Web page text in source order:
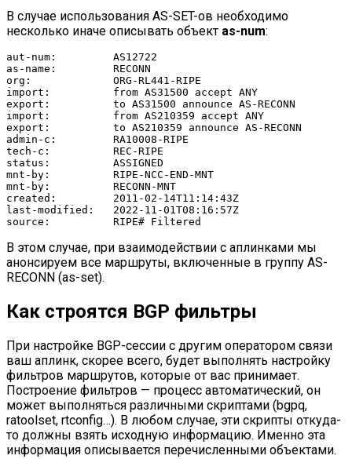
В случае использования AS-SET-ов необходимо
несколько иначе описывать объект as-num:
aut-num:         AS12722
as-name:         RECONN
org:             ORG-RL441-RIPE
import:          from AS31500 accept ANY
export:          to AS31500 announce AS-RECONN
import:          from AS210359 accept ANY
export:          to AS210359 announce AS-RECONN
admin-c:         RA10008-RIPE
tech-c:          REC-RIPE
status:          ASSIGNED
mnt-by:          RIPE-NCC-END-MNT
mnt-by:          RECONN-MNT
created:         2011-02-14T11:14:43Z
last-modified:   2022-11-01T08:16:57Z
source:          RIPE# Filtered
В этом случае, при взаимодействии с аплинками мы
анонсируем все маршруты, включенные в группу AS-
RECONN (as-set).
Как строятся BGP фильтры
При настройке BGP-сессии с другим оператором связи
ваш аплинк, скорее всего, будет выполнять настройку
фильтров маршрутов, которые от вас принимает.
Построение фильтров — процесс автоматический, он
может выполняться различными скриптами (bgpq,
ratoolset, rtconfig…). В любом случае, эти скрипты откуда-
то должны взять исходную информацию. Именно эта
информация описывается перечисленными объектами.